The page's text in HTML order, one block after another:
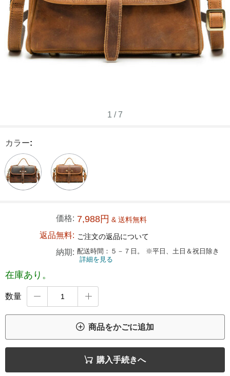
1 /7
カラー:
価格: 7,988円 & 送料無料
返品無料: ご注文の返品について
納期: 配送時間：５－７日。 ※平日、土日＆祝日除き
詳細を見る
在庫あり。
数量  
 商品をかごに追加
 購入手続きへ